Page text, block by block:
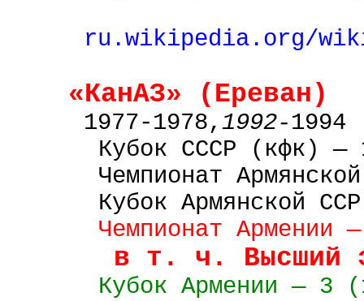
ru .wikipedia. org/
«КанАЗ» (Ереван)
1977-1978, 1992-1994
Кубок СССР (кфк) —
Чемпионат
КубокАрмянской
Чемпионат Армении
в т. ч. Высший
Кубок Армении — 3 (